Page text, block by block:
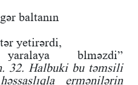
baltanın
yetirərdi,
blməzdi”
32. Halbuki bu təmsili
ermənilərin